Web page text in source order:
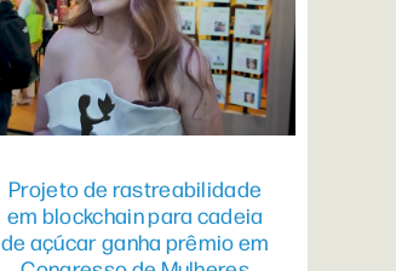
Projeto de rastreabilidade
em blockchain para cadeia
de açúcar ganha prêmio em